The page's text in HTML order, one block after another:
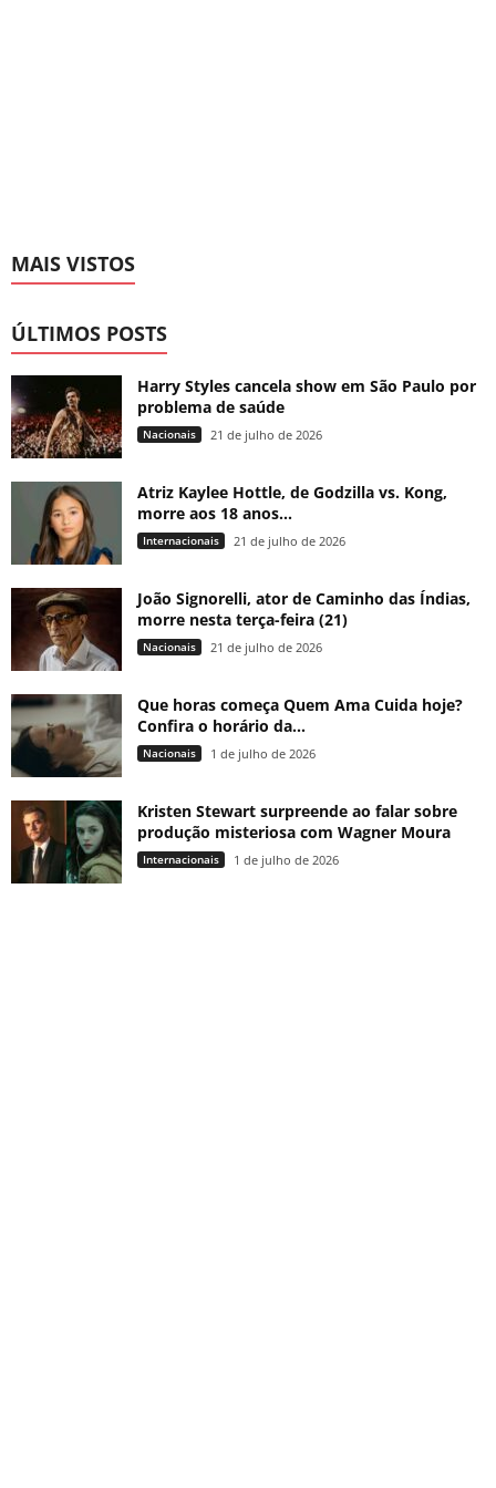
MAIS VISTOS
ÚLTIMOS POSTS
Harry Styles cancela show em São Paulo por
problema de saúde
Nacionais 21 de julho de 2026
Atriz Kaylee Hottle, de Godzilla vs. Kong,
morre aos 18 anos...
Internacionais 21 de julho de 2026
João Signorelli, ator de Caminho das Índias,
morre nesta terça-feira (21)
Nacionais 21 de julho de 2026
Que horas começa Quem Ama Cuida hoje?
Confira o horário da...
Nacionais 1 de julho de 2026
Kristen Stewart surpreende ao falar sobre
produção misteriosa com Wagner Moura
Internacionais 1 de julho de 2026